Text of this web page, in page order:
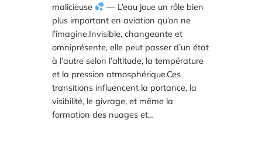
malicieuse
— L’eau joue un rôle bien
plus important en aviation qu’on ne
l’imagine.Invisible, changeante et
omniprésente, elle peut passer d’un état
à l’autre selon l’altitude, la température
et la pression atmosphérique.Ces
transitions influencent la portance, la
visibilité, le givrage, et même la
formation des nuages et…